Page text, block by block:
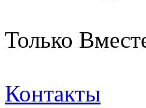
Только
Контакты